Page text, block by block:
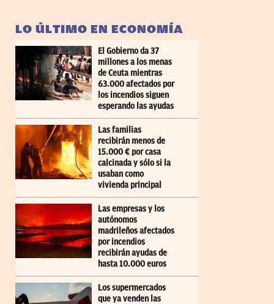
LO ÚLTIMO EN ECONOMÍA
El Gobierno da 37
millones a los menas
de Ceuta mientras
63.000 afectados por
los incendios siguen
esperando las ayudas
Las familias
recibirán menos de
15.000 € por casa
calcinada y sólo si la
usaban como
vivienda principal
Las empresas y los
autónomos
madrileños afectados
por incendios
recibirán ayudas de
hasta 10.000 euros
Los supermercados
que ya venden las